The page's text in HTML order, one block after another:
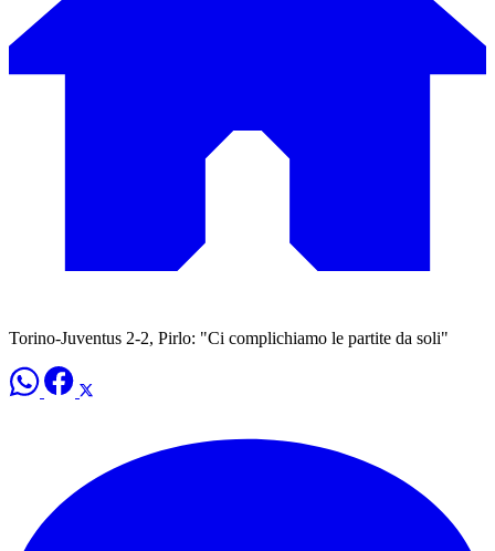
Torino-Juventus 2-2, Pirlo: "Ci complichiamo le partite da soli"